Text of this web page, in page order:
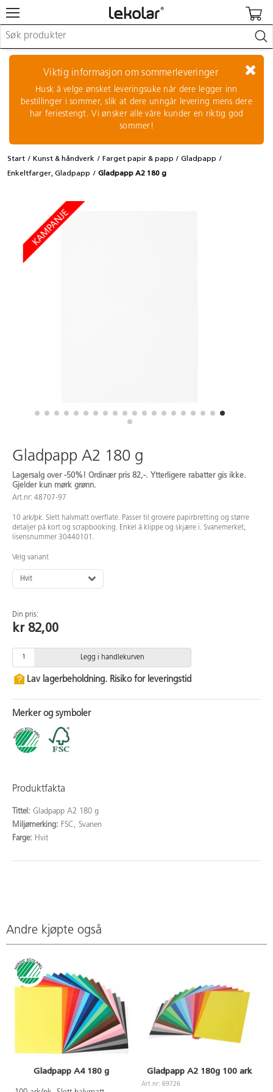
Lekeplassutstyr & utemiljø
Kunst & håndverk
Leker & sykler
Pedagogisk materiell
Barnevogner & småbarnsutstyr
Logge inn / registrere meg
Kampanjer/kataloger
Viktig informasjon om sommerleveringer
Husk å velge ønsket leveringsuke når dere legger inn
bestillinger i sommer, slik at dere unngår levering mens dere
har feriestengt. Vi ønsker alle våre kunder en riktig god
sommer!
Start Kunst & håndverk Farget papir & papp
Gladpapp
Enkeltfarger, Gladpapp
Gladpapp A2 180 g
Gladpapp A2 180 g
Lagersalg over -50%! Ordinær pris 82,-. Ytterligere rabatter gis ikke.
Gjelder kun mørk grønn.
Art.nr: 48707-97
10 ark/pk. Slett halvmatt overflate. Passer til grovere papirbretting og større
detaljer på kort og scrapbooking. Enkel å klippe og skjære i. Svanemerket,
lisensnummer 30440101.
Velg variant
Hvit
Din pris:
kr 82,00
Legg i handlekurven
Lav lagerbeholdning. Risiko for leveringstid
Merker og symboler
Produktfakta
Tittel: Gladpapp A2 180 g
Miljømerking: FSC, Svanen
Farge: Hvit
Andre kjøpte også
Gladpapp A4 180 g Gladpapp A2 180g 100 ark
Art.nr: 69726